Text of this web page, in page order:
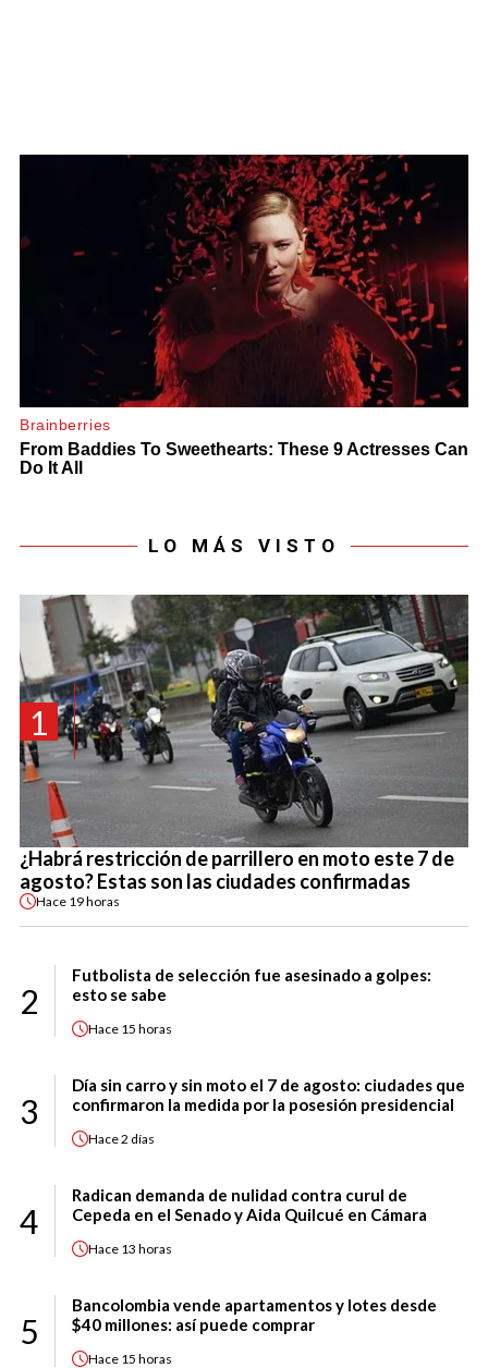
LO MÁS VISTO
1
¿Habrá restricción de parrillero en moto este 7 de
agosto? Estas son las ciudades confirmadas
Hace 19 horas
2
Futbolista de selección fue asesinado a golpes:
esto se sabe
Hace 15 horas
3
Día sin carro y sin moto el 7 de agosto: ciudades que
confirmaron la medida por la posesión presidencial
Hace2 días
4
Radican demanda de nulidad contra curul de
Cepeda en el Senado y Aida Quilcué en Cámara
Hace 13 horas
5
Bancolombia vende apartamentos y lotes desde
$40 millones: así puede comprar
Hace 15 horas